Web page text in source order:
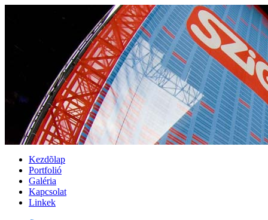
Kezdõlap
Portfolió
Galéria
Kapcsolat
Linkek